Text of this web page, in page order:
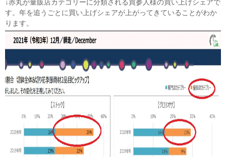
↓赤丸が量販店カテゴリーに分類される買参人様の買い上げシェアで
す。年を追うごとに買い上げシェアが上がってきていることがわか
ります。